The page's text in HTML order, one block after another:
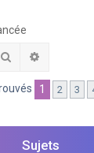
Rechercher
1 2 3
Sujets